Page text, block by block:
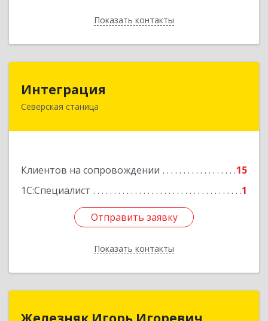
Показать контакты
Назад
Интеграция
Северская станица
Клиентов на сопровождении
15
1С:Специалист
1
Отправить заявку
Показать контакты
353240, Краснодарский край, Северская ст-ца,
Отправить заявку
Назад